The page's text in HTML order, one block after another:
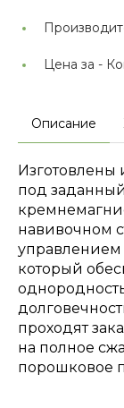
Цена за -
Описание
Изготовлены
под
навивочном
который
проходят
на полное
порошковое